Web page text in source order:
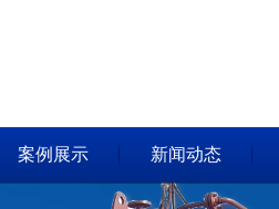
案例展示 新闻动态